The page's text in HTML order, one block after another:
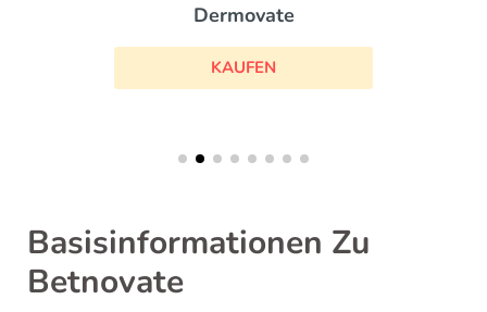
Dermovate
KAUFEN
Basisinformationen Zu
Betnovate